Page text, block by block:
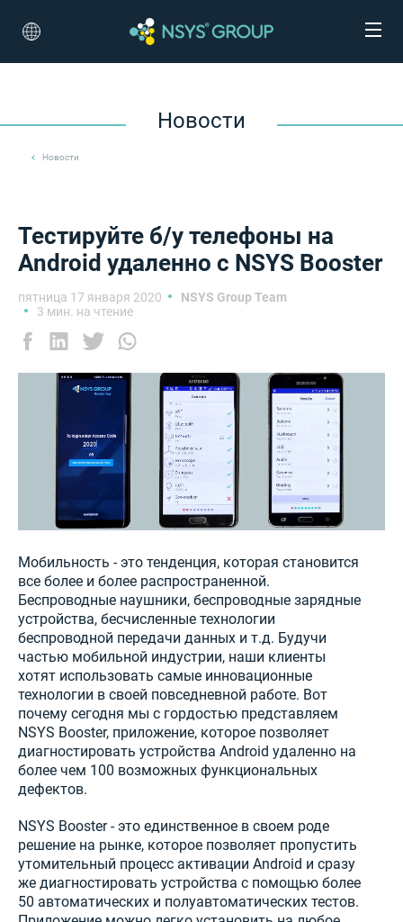
Новости
Новости
Тестируйте б/у телефоны на
Android удаленно с NSYS Booster
пятница 17 января 2020
NSYS Group Team
3 мин. на чтение
Мобильность - это тенденция, которая становится
все более и более распространенной.
Беспроводные наушники, беспроводные зарядные
устройства, бесчисленные технологии
беспроводной передачи данных и т.д. Будучи
частью мобильной индустрии, наши клиенты
хотят использовать самые инновационные
технологии в своей повседневной работе. Вот
почему сегодня мы с гордостью представляем
NSYS Booster, приложение, которое позволяет
диагностировать устройства Android удаленно на
более чем 100 возможных функциональных
дефектов.
NSYS Booster - это единственное в своем роде
решение на рынке, которое позволяет пропустить
утомительный процесс активации Android и сразу
же диагностировать устройства с помощью более
50 автоматических и полуавтоматических тестов.